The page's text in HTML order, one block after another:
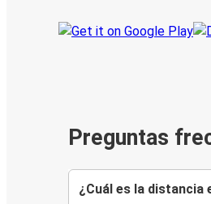
Preguntas
¿Cuál es la